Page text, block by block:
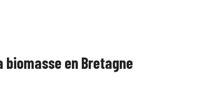
en Bretagne